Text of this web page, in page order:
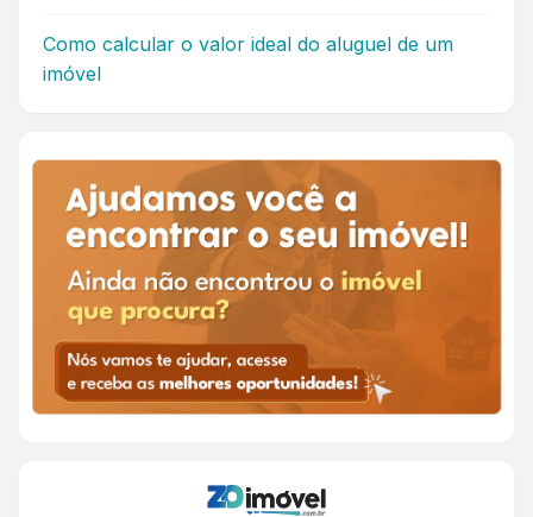
Como calcular o valor ideal do aluguel de um
imóvel